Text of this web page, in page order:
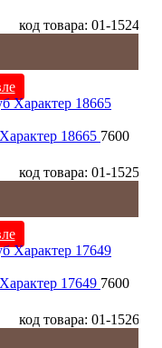
код товара: 01-1524
18665 7600
код товара: 01-1525
17649 7600
код товара: 01-1526